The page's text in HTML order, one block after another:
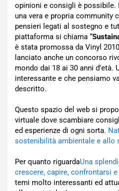
opinioni e consigli è possibile.
una vera e propria community
pensieri legati al sostegno e
piattaforma si chiama “
è stata promossa da Vinyl
lanciato anche un concorso
mondo dai 18 ai 30 anni d’età.
interessante e che pensiamo
descritto.
Questo spazio del web si
virtuale dove scambiare
ed esperienze di ogni sorta.
sostenibilità ambientale e allo
Per quanto riguardaUna
crescere, capire, confrontarsi
temi molto interessanti ed